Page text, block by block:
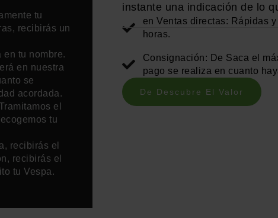
tu
recibirás un
en tu nombre.
en nuestra
se
acordada.
el
tu
recibirás el
recibirás el
tu Vespa.
instante una indicación de lo
en Ventas directas: Rápidas
horas.
Consignación: De Saca el
pago se realiza en cuanto
De Descubre El Valor